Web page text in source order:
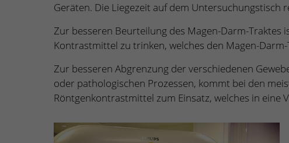
Geräten. Die Liegezeit auf dem Untersuchungstisch
Zur besseren Beurteilung des Magen-Darm-Traktes
Kontrastmittel zu trinken, welches den Magen-
Zur besseren Abgrenzung der verschiedenen
oder pathologischen Prozessen, kommt bei den
Röntgenkontrastmittel zum Einsatz, welches in eine